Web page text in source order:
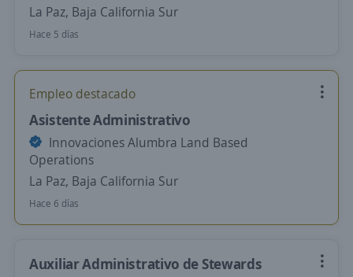
La Paz, Baja California Sur
Hace 5 días
Empleo destacado
Asistente Administrativo
Innovaciones Alumbra Land Based
Operations
La Paz, Baja California Sur
Hace 6 días
Auxiliar Administrativo de Stewards